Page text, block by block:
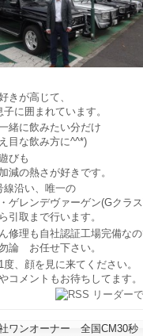
きが高じて、
子に囲まれています。
緒に飲みたい分だけ
目な飲み方に^^*)
びも
減の熱さが好きです。
線沿い、唯一の
ゲレンデヴァーゲン(Gクラ
引取まで行います。
修理も自社認証工場完備な
論 お任せ下さい。
度、顔を見に来てください。
コメントもお待ちしてます。
ワンオーナー 全国CM30